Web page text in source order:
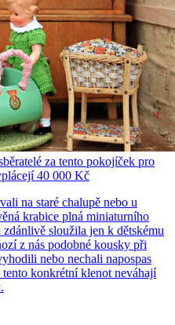
za tento pokojíček pro
40 000 Kč
na staré chalupě nebo u
krabice plná miniaturního
sloužila jen k dětskému
z nás podobné kousky při
nebo nechali napospas
tento konkrétní klenot neváhají